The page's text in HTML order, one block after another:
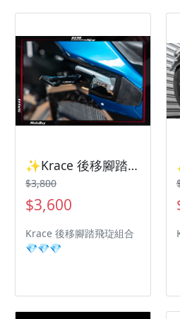
✨Krace 後移腳踏飛琁組合 七代Yamaha 山葉機車✨
$3,800
$3,600
Krace 後移腳踏飛琁組合
💎💎💎